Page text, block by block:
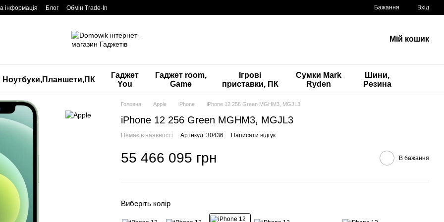
інформація Блог Обмін Trade-In Бажання Вхід
Мій кошик
Ноутбуки,Планшети,ПК
Гаджет
You
Гаджет room,
Game
Ігрові
приставки, ПК
Сумки Mark
Ryden
Шини,
Резина
Головна Apple iPhone iPhone 12 256 Green MGHM3, MGJL3
iPhone 12 256 Green MGHM3, MGJL3
Немає в наявності Артикул: 30436 Написати відгук
55 466 095 грн В бажання
Виберіть колір